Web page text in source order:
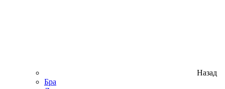
Назад
Бра